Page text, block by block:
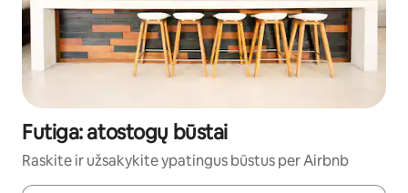
Futiga: atostogų būstai
Raskite ir užsakykite ypatingus būstus per Airbnb